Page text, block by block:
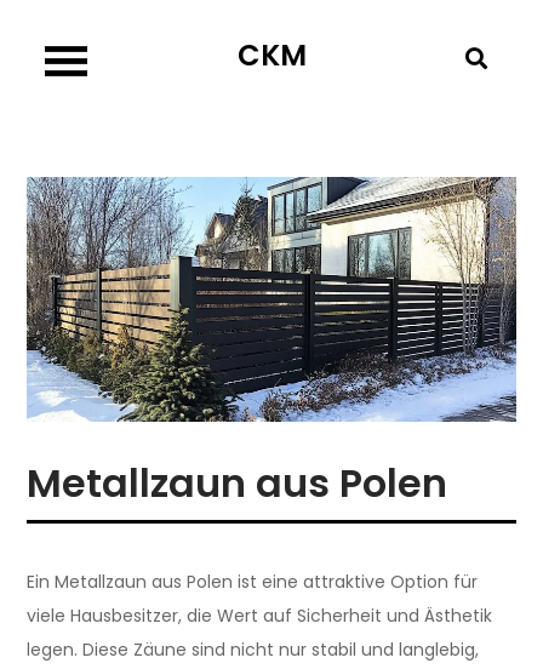
content
CKM
Metallzaun aus Polen
Ein Metallzaun aus Polen ist eine attraktive Option für
viele Hausbesitzer, die Wert auf Sicherheit und Ästhetik
legen. Diese Zäune sind nicht nur stabil und langlebig,